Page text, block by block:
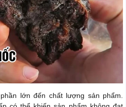
lớn đến chất lượng sản phẩm.